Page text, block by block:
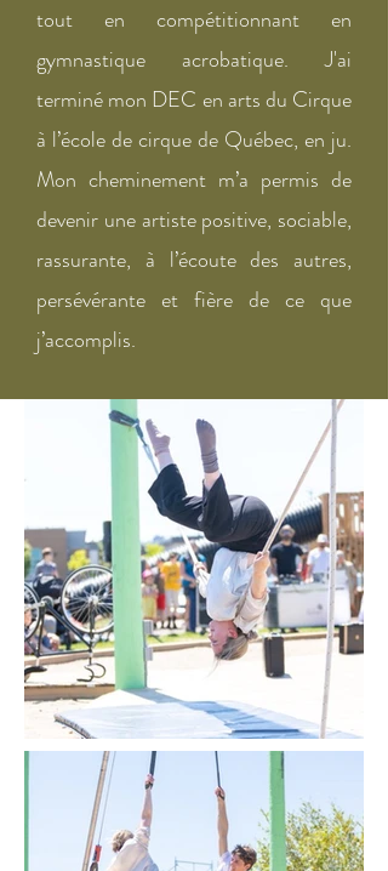
tout en compétitionnant en
gymnastique acrobatique. J'ai
terminé mon DEC en arts du Cirque
à l’école de cirque de Québec, en ju.
Mon cheminement m’a permis de
devenir une artiste po​sitive, sociable,
rassurante, à l’écoute des autres,
persévérante et fière de ce que
j’accomplis.